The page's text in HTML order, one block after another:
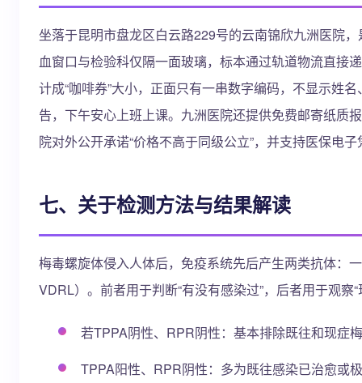
坐落于昆明市盘龙区白云路229号的云南锦欣九洲医院
血窗口与检验科仅隔一面玻璃，标本通过轨道物流直接
计成“咖啡券”大小，正面只有一串数字编码，不显示姓
告，下午安心上班上课。九洲医院还提供免费邮寄纸质
院对外公开承诺“价格不高于同级公立”，并支持医保电
七、关于检测方法与结果解读
梅毒螺旋体侵入人体后，免疫系统先后产生两类抗体：
VDRL）。前者用于判断“有没有感染过”，后者用于观
若TPPA阴性、RPR阴性：基本排除既往和现症
TPPA阳性、RPR阴性：多为既往感染已治愈或